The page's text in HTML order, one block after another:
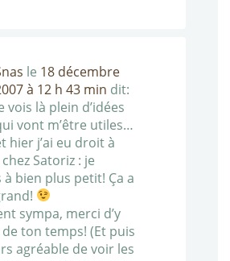
le 18 décembre
à 12 h 43 min dit:
vois là plein d’idées
vont m’être utiles…
hier j’ai eu droit à
Satoriz : je
à bien plus petit! Ça a
sympa, merci d’y
ton temps! (Et puis
agréable de voir les